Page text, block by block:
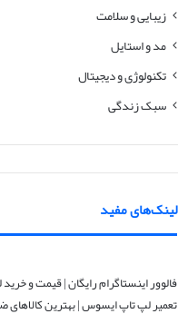
زیبایی و سلامت
مد و استایل
تکنولوژی و دیجیتال
سبک زندگی
لینک‌های مفید
فالوور اینستاگرام رایگان|قیمت و
تعمیر لپ تاپ ایسوس|بهترین